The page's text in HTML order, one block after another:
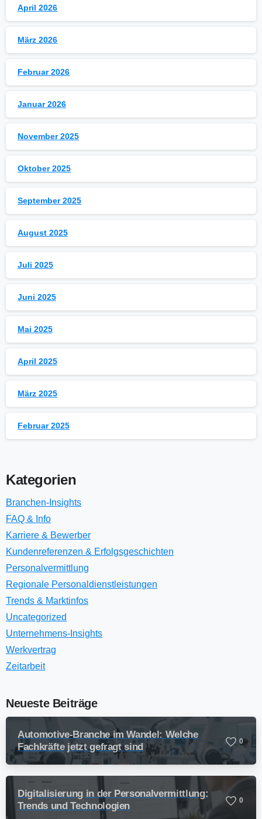
April 2026
März 2026
Februar 2026
Januar 2026
November 2025
Oktober 2025
September 2025
August 2025
Juli 2025
Juni 2025
Mai 2025
April 2025
März 2025
Februar 2025
Kategorien
Branchen-Insights
FAQ & Info
Karriere & Bewerber
Kundenreferenzen & Erfolgsgeschichten
Personalvermittlung
Regionale Personaldienstleistungen
Trends & Marktinfos
Uncategorized
Unternehmens-Insights
Werkvertrag
Zeitarbeit
Neueste Beiträge
Automotive-Branche im Wandel: Welche
Fachkräfte jetzt gefragt sind
0
Digitalisierung in der Personalvermittlung:
Trends und Technologien
0